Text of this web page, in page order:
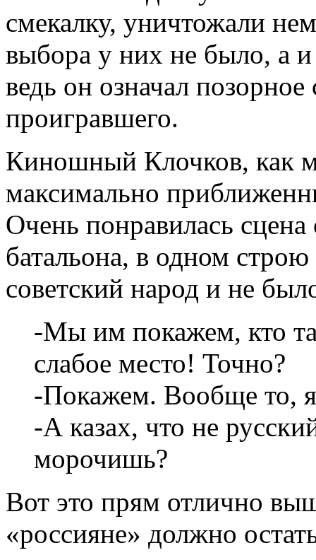
смекалку, уничтожали
выбора у них не было, а
ведь он означал
проигравшего.
Киношный Клочков, как
максимально
Очень понравилась
батальона, в одном
советский народ и не
-Мы им покажем, кто
слабое место! Точно?
-Покажем. Вообще то, я
-А казах, что не
морочишь?
Вот это прям отлично
«россияне» должно